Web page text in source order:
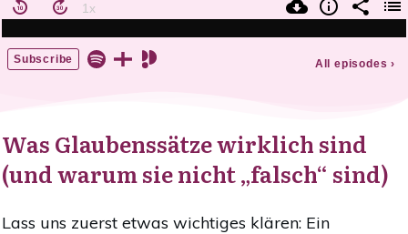
Was Glaubenssätze wirklich sind
(und warum sie nicht „falsch“ sind)
Lass uns zuerst etwas wichtiges klären: Ein